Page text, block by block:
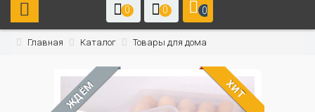
0 0 0
Главная Каталог Товары для дома
ЖДЁМ ХИТ